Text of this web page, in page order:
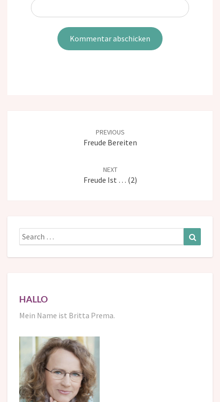
PREVIOUS
Freude Bereiten
NEXT
Freude Ist … (2)
Search
for:
HALLO
Mein Name ist Britta Prema.